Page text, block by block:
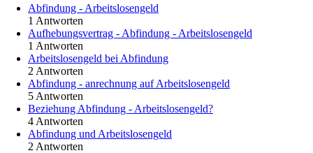
Abfindung - Arbeitslosengeld
1 Antworten
Aufhebungsvertrag - Abfindung - Arbeitslosengeld
1 Antworten
Arbeitslosengeld bei Abfindung
2 Antworten
Abfindung - anrechnung auf Arbeitslosengeld
5 Antworten
Beziehung Abfindung - Arbeitslosengeld?
4 Antworten
Abfindung und Arbeitslosengeld
2 Antworten